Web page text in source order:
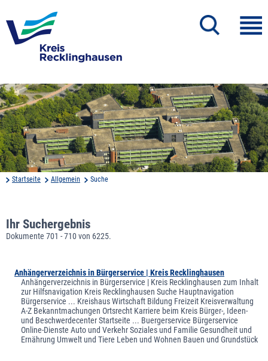
Startseite Allgemein Suche
Ihr Suchergebnis
Dokumente 701 - 710 von 6225.
Anhängerverzeichnis in Bürgerservice | Kreis Recklinghausen
Anhängerverzeichnis in Bürgerservice | Kreis Recklinghausen zum Inhalt
zur Hilfsnavigation Kreis Recklinghausen Suche Hauptnavigation
Bürgerservice ... Kreishaus Wirtschaft Bildung Freizeit Kreisverwaltung
A-Z Bekanntmachungen Ortsrecht Karriere beim Kreis Bürger-, Ideen-
und Beschwerdecenter Startseite ... Buergerservice Bürgerservice
Online-Dienste Auto und Verkehr Soziales und Familie Gesundheit und
Ernährung Umwelt und Tiere Leben und Wohnen Bauen und Grundstück